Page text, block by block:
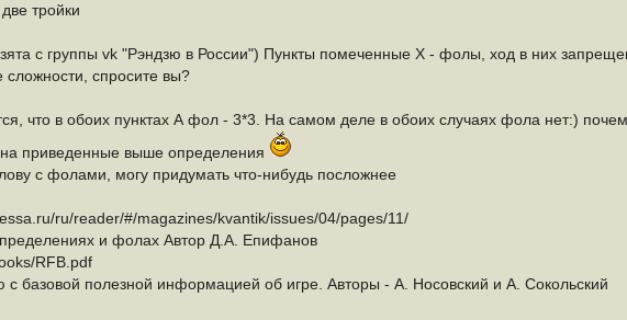
тройки
с группы vk "Рэндзю в России") Пункты помеченные Х - фолы, ход в них
спросите вы?
что в обоих пунктах А фол - 3*3. На самом деле в обоих случаях фола нет:)
приведенные выше определения
с фолами, могу придумать что-нибудь посложнее
ru/reader/#/magazines/kvantik/issues/04/pages/11/
и фолах Автор Д.А. Епифанов
RFB.pdf
базовой полезной информацией об игре. Авторы - А. Носовский и А. Сокольский